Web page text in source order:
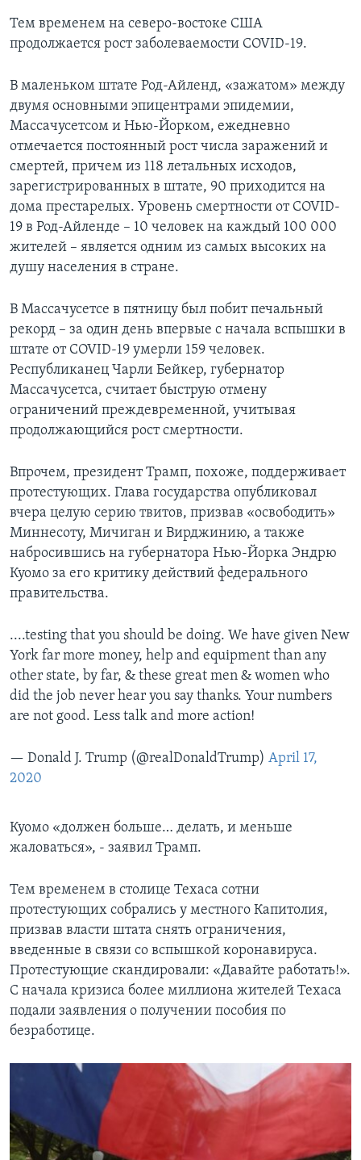
Тем временем на северо-востоке США
продолжается рост заболеваемости COVID-19.
В маленьком штате Род-Айленд, «зажатом» между
двумя основными эпицентрами эпидемии,
Массачусетсом и Нью-Йорком, ежедневно
отмечается постоянный рост числа заражений и
смертей, причем из 118 летальных исходов,
зарегистрированных в штате, 90 приходится на
дома престарелых. Уровень смертности от COVID-
19 в Род-Айленде – 10 человек на каждый 100 000
жителей – является одним из самых высоких на
душу населения в стране.
В Массачусетсе в пятницу был побит печальный
рекорд – за один день впервые с начала вспышки в
штате от COVID-19 умерли 159 человек.
Республиканец Чарли Бейкер, губернатор
Массачусетса, считает быструю отмену
ограничений преждевременной, учитывая
продолжающийся рост смертности.
Впрочем, президент Трамп, похоже, поддерживает
протестующих. Глава государства опубликовал
вчера целую серию твитов, призвав «освободить»
Миннесоту, Мичиган и Вирджинию, а также
набросившись на губернатора Нью-Йорка Эндрю
Куомо за его критику действий федерального
правительства.
....testing that you should be doing. We have given New
York far more money, help and equipment than any
other state, by far, & these great men & women who
did the job never hear you say thanks. Your numbers
are not good. Less talk and more action!
— Donald J. Trump (@realDonaldTrump) April 17,
2020
Куомо «должен больше… делать, и меньше
жаловаться», - заявил Трамп.
Тем временем в столице Техаса сотни
протестующих собрались у местного Капитолия,
призвав власти штата снять ограничения,
введенные в связи со вспышкой коронавируса.
Протестующие скандировали: «Давайте работать!».
С начала кризиса более миллиона жителей Техаса
подали заявления о получении пособия по
безработице.